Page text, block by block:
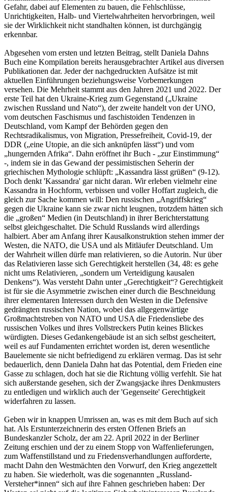
Gefahr, dabei auf Elementen zu bauen, die Fehlschlüsse,
Unrichtigkeiten, Halb- und Viertelwahrheiten hervorbringen, weil
sie der Wirklichkeit nicht standhalten können, ist durchgängig
erkennbar.
Abgesehen vom ersten und letzten Beitrag, stellt Daniela Dahns
Buch eine Kompilation bereits herausgebrachter Artikel aus diversen
Publikationen dar. Jeder der nachgedruckten Aufsätze ist mit
aktuellen Einführungen beziehungsweise Vorbemerkungen
versehen. Die Mehrheit stammt aus den Jahren 2021 und 2022. Der
erste Teil hat den Ukraine-Krieg zum Gegenstand („Ukraine
zwischen Russland und Nato“), der zweite handelt von der UNO,
vom deutschen Faschismus und faschistoiden Tendenzen in
Deutschland, vom Kampf der Behörden gegen den
Rechtsradikalismus, von Migration, Pressefreiheit, Covid-19, der
DDR („eine Utopie, an die sich anknüpfen lässt“) und vom
„hungernden Afrika“. Dahn eröffnet ihr Buch - „zur Einstimmung“
-, indem sie in das Gewand der pessimistischen Seherin der
griechischen Mythologie schlüpft: „Kassandra lässt grüßen“ (9-12).
Doch denkt 'Kassandra' gar nicht daran. Wir erleben vielmehr eine
Kassandra in Hochform, verbissen und voller Hoffart zugleich, die
gleich zur Sache kommen will: Den russischen „Angriffskrieg“
gegen die Ukraine kann sie zwar nicht leugnen, trotzdem hätten sich
die „großen“ Medien (in Deutschland) in ihrer Berichterstattung
selbst gleichgeschaltet. Die Schuld Russlands wird allerdings
halbiert. Aber am Anfang ihrer Kausalkonstruktion stehen immer der
Westen, die NATO, die USA und als Mitläufer Deutschland. Um
der Wahrheit willen dürfe man relativieren, so die Autorin. Nur über
das Relativieren lasse sich Gerechtigkeit herstellen (34, 48: es gehe
nicht ums Relativieren, „sondern um Verteidigung kausalen
Denkens“). Was versteht Dahn unter „Gerechtigkeit“? Gerechtigkeit
ist für sie die Asymmetrie zwischen einer durch die Beschneidung
ihrer elementaren Interessen durch den Westen in die Defensive
gedrängten russischen Nation, wobei das allgegenwärtige
Großmachtstreben von NATO und USA die Friedensliebe des
russischen Volkes und ihres Vollstreckers Putin keines Blickes
würdigten. Dieses Gedankengebäude ist an sich selbst gescheitert,
weil es auf Fundamenten errichtet worden ist, deren wesentliche
Bauelemente sie nicht befriedigend zu erklären vermag. Das ist sehr
bedauerlich, denn Daniela Dahn hat das Potential, dem Frieden eine
Gasse zu schlagen, doch hat sie die Richtung völlig verfehlt. Sie hat
sich außerstande gesehen, sich der Zwangsjacke ihres Denkmusters
zu entledigen und wirklich auch der 'Gegenseite' Gerechtigkeit
widerfahren zu lassen.
Geben wir in knappen Umrissen an, was es mit dem Buch auf sich
hat. Als Erstunterzeichnerin des ersten Offenen Briefs an
Bundeskanzler Scholz, der am 22. April 2022 in der Berliner
Zeitung erschien und der zu einem Stopp von Waffenlieferungen,
zum Waffenstillstand und zu Friedensverhandlungen aufforderte,
macht Dahn den Westmächten den Vorwurf, den Krieg angezettelt
zu haben. Sie wiederholt, was die sogenannten „Russland-
Versteher*innen“ sich auf ihre Fahnen geschrieben haben: Der